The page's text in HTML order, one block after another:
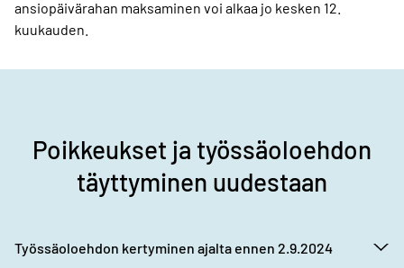
ansiopäivärahan maksaminen voi alkaa jo kesken 12.
kuukauden.
Poikkeukset ja työssäoloehdon
täyttyminen uudestaan
Työssäoloehdon kertyminen ajalta ennen 2.9.2024